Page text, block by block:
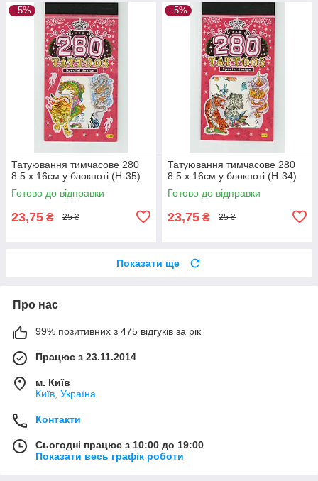
–5%
Татуювання тимчасове 280
8.5 х 16см у блокноті (H-35)
Готово до відправки
23,75 ₴ 25 ₴
–5%
Татуювання тимчасове 280
8.5 х 16см у блокноті (H-34)
Готово до відправки
23,75 ₴ 25 ₴
Показати ще
Про нас
99% позитивних з 475 відгуків за рік
Працює з 23.11.2014
м. Київ
Київ, Україна
Контакти
Сьогодні працює з 10:00 до 19:00
Показати весь графік роботи